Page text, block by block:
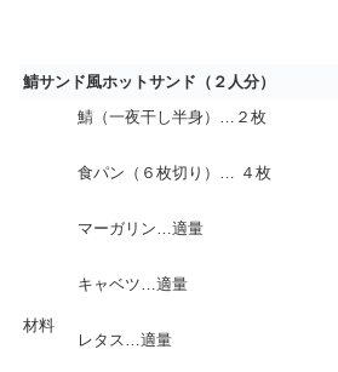
鯖サンド風ホットサンド（２人分）
材料
鯖（一夜干し半身）…２枚
食パン（６枚切り）… ４枚
マーガリン…適量
キャベツ…適量
レタス…適量